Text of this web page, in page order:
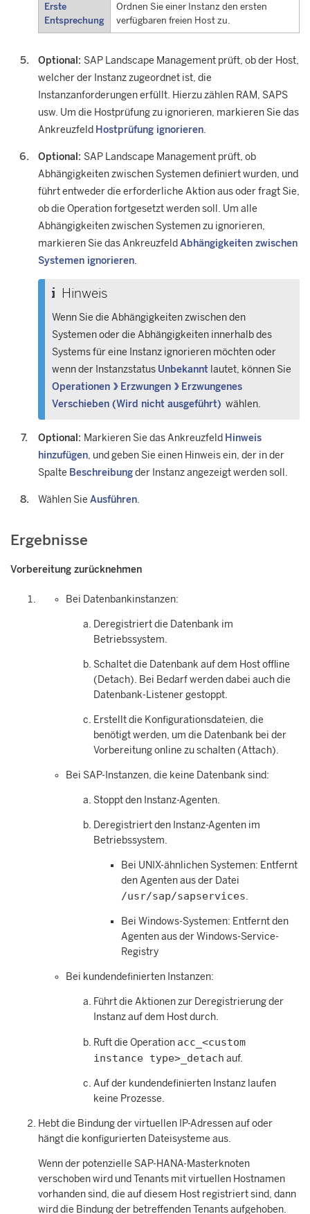
Erste
Entsprechung
Ordnen Sie einer Instanz den ersten
verfügbaren freien Host zu.
Optional: SAP Landscape Management prüft, ob der Host,
welcher der Instanz zugeordnet ist, die
Instanzanforderungen erfüllt. Hierzu zählen RAM, SAPS
usw. Um die Hostprüfung zu ignorieren, markieren Sie das
Ankreuzfeld Hostprüfung ignorieren.
Optional: SAP Landscape Management prüft, ob
Abhängigkeiten zwischen Systemen definiert wurden, und
führt entweder die erforderliche Aktion aus oder fragt Sie,
ob die Operation fortgesetzt werden soll. Um alle
Abhängigkeiten zwischen Systemen zu ignorieren,
markieren Sie das Ankreuzfeld Abhängigkeiten zwischen
Systemen ignorieren.
Hinweis
Wenn Sie die Abhängigkeiten zwischen den
Systemen oder die Abhängigkeiten innerhalb des
Systems für eine Instanz ignorieren möchten oder
wenn der Instanzstatus Unbekannt lautet, können Sie
Operationen
Erzwungen
Erzwungenes
Verschieben (Wird nicht ausgeführt) wählen.
Optional: Markieren Sie das Ankreuzfeld Hinweis
hinzufügen, und geben Sie einen Hinweis ein, der in der
Spalte Beschreibungder Instanz angezeigt werden soll.
Wählen Sie Ausführen.
Ergebnisse
Vorbereitung zurücknehmen
Bei Datenbankinstanzen:
Deregistriert die Datenbank im
Betriebssystem.
Schaltet die Datenbank auf dem Host offline
(Detach). Bei Bedarf werden dabei auch die
Datenbank-Listener gestoppt.
Erstellt die Konfigurationsdateien, die
benötigt werden, um die Datenbank bei der
Vorbereitung online zu schalten (Attach).
Bei SAP-Instanzen, die keine Datenbank sind:
Stoppt den Instanz-Agenten.
Deregistriert den Instanz-Agenten im
Betriebssystem.
Bei UNIX-ähnlichen Systemen: Entfernt
den Agenten aus der Datei
/usr/sap/sapservices.
Bei Windows-Systemen: Entfernt den
Agenten aus der Windows-Service-
Registry
Bei kundendefinierten Instanzen:
Führt die Aktionen zur Deregistrierung der
Instanz auf dem Host durch.
Ruft die Operation acc_<custom
instance type>_detach auf.
Auf der kundendefinierten Instanz laufen
keine Prozesse.
Hebt die Bindung der virtuellen IP-Adressen auf oder
hängt die konfigurierten Dateisysteme aus.
Wenn der potenzielle SAP-HANA-Masterknoten
verschoben wird und Tenants mit virtuellen Hostnamen
vorhanden sind, die auf diesem Host registriert sind, dann
wird die Bindung der betreffenden Tenants aufgehoben.